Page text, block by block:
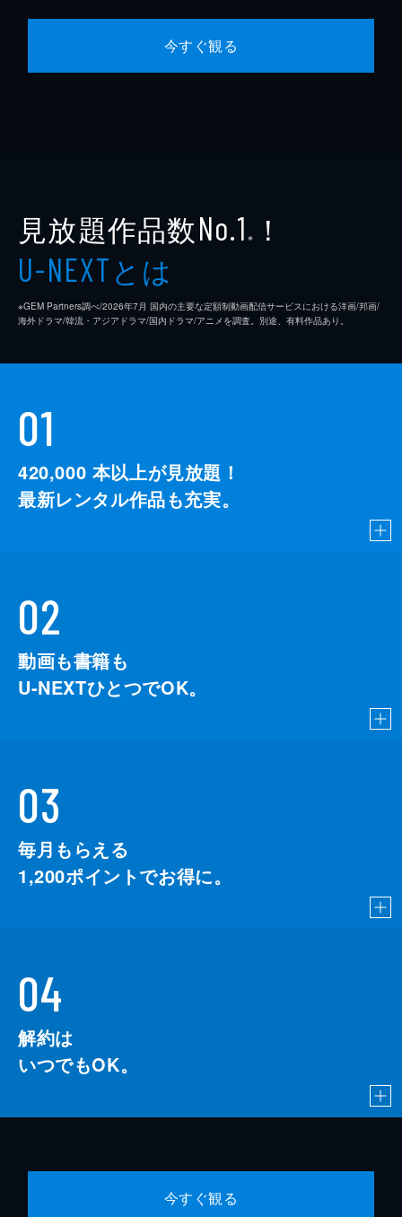
今すぐ観る
見放題作品数No.1 ※ ！
U-NEXTとは
※GEM Partners調べ/2026年7⽉ 国内の主要な定額制動画配信サービスにおける洋画/邦画/
海外ドラマ/韓流・アジアドラマ/国内ドラマ/アニメを調査。別途、有料作品あり。
01
420,000 本以上が見放題！
最新レンタル作品も充実。
02
動画も書籍も
U-NEXTひとつでOK。
03
毎月もらえる
1,200ポイントでお得に。
04
解約は
いつでもOK。
今すぐ観る